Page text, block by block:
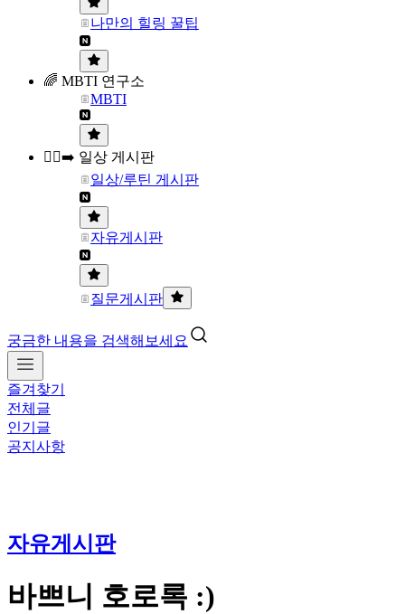
나만의 힐링 꿀팁
🌈 MBTI 연구소
MBTI
🏃‍♀️‍➡️ 일상 게시판
일상/루틴 게시판
자유게시판
질문게시판
궁금한 내용을 검색해보세요
즐겨찾기
전체글
인기글
공지사항
자유게시판
바쁘니 호로록 :)